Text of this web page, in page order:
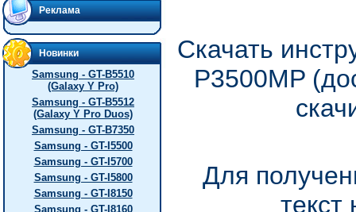
Реклама
Новинки
Samsung - GT-B5510
(Galaxy Y Pro)
Samsung - GT-B5512
(Galaxy Y Pro Duos)
Samsung - GT-B7350
Samsung - GT-I5500
Samsung - GT-I5700
Samsung - GT-I5800
Samsung - GT-I8150
Samsung - GT-I8160
Скачать
P3500MP
Для
текст